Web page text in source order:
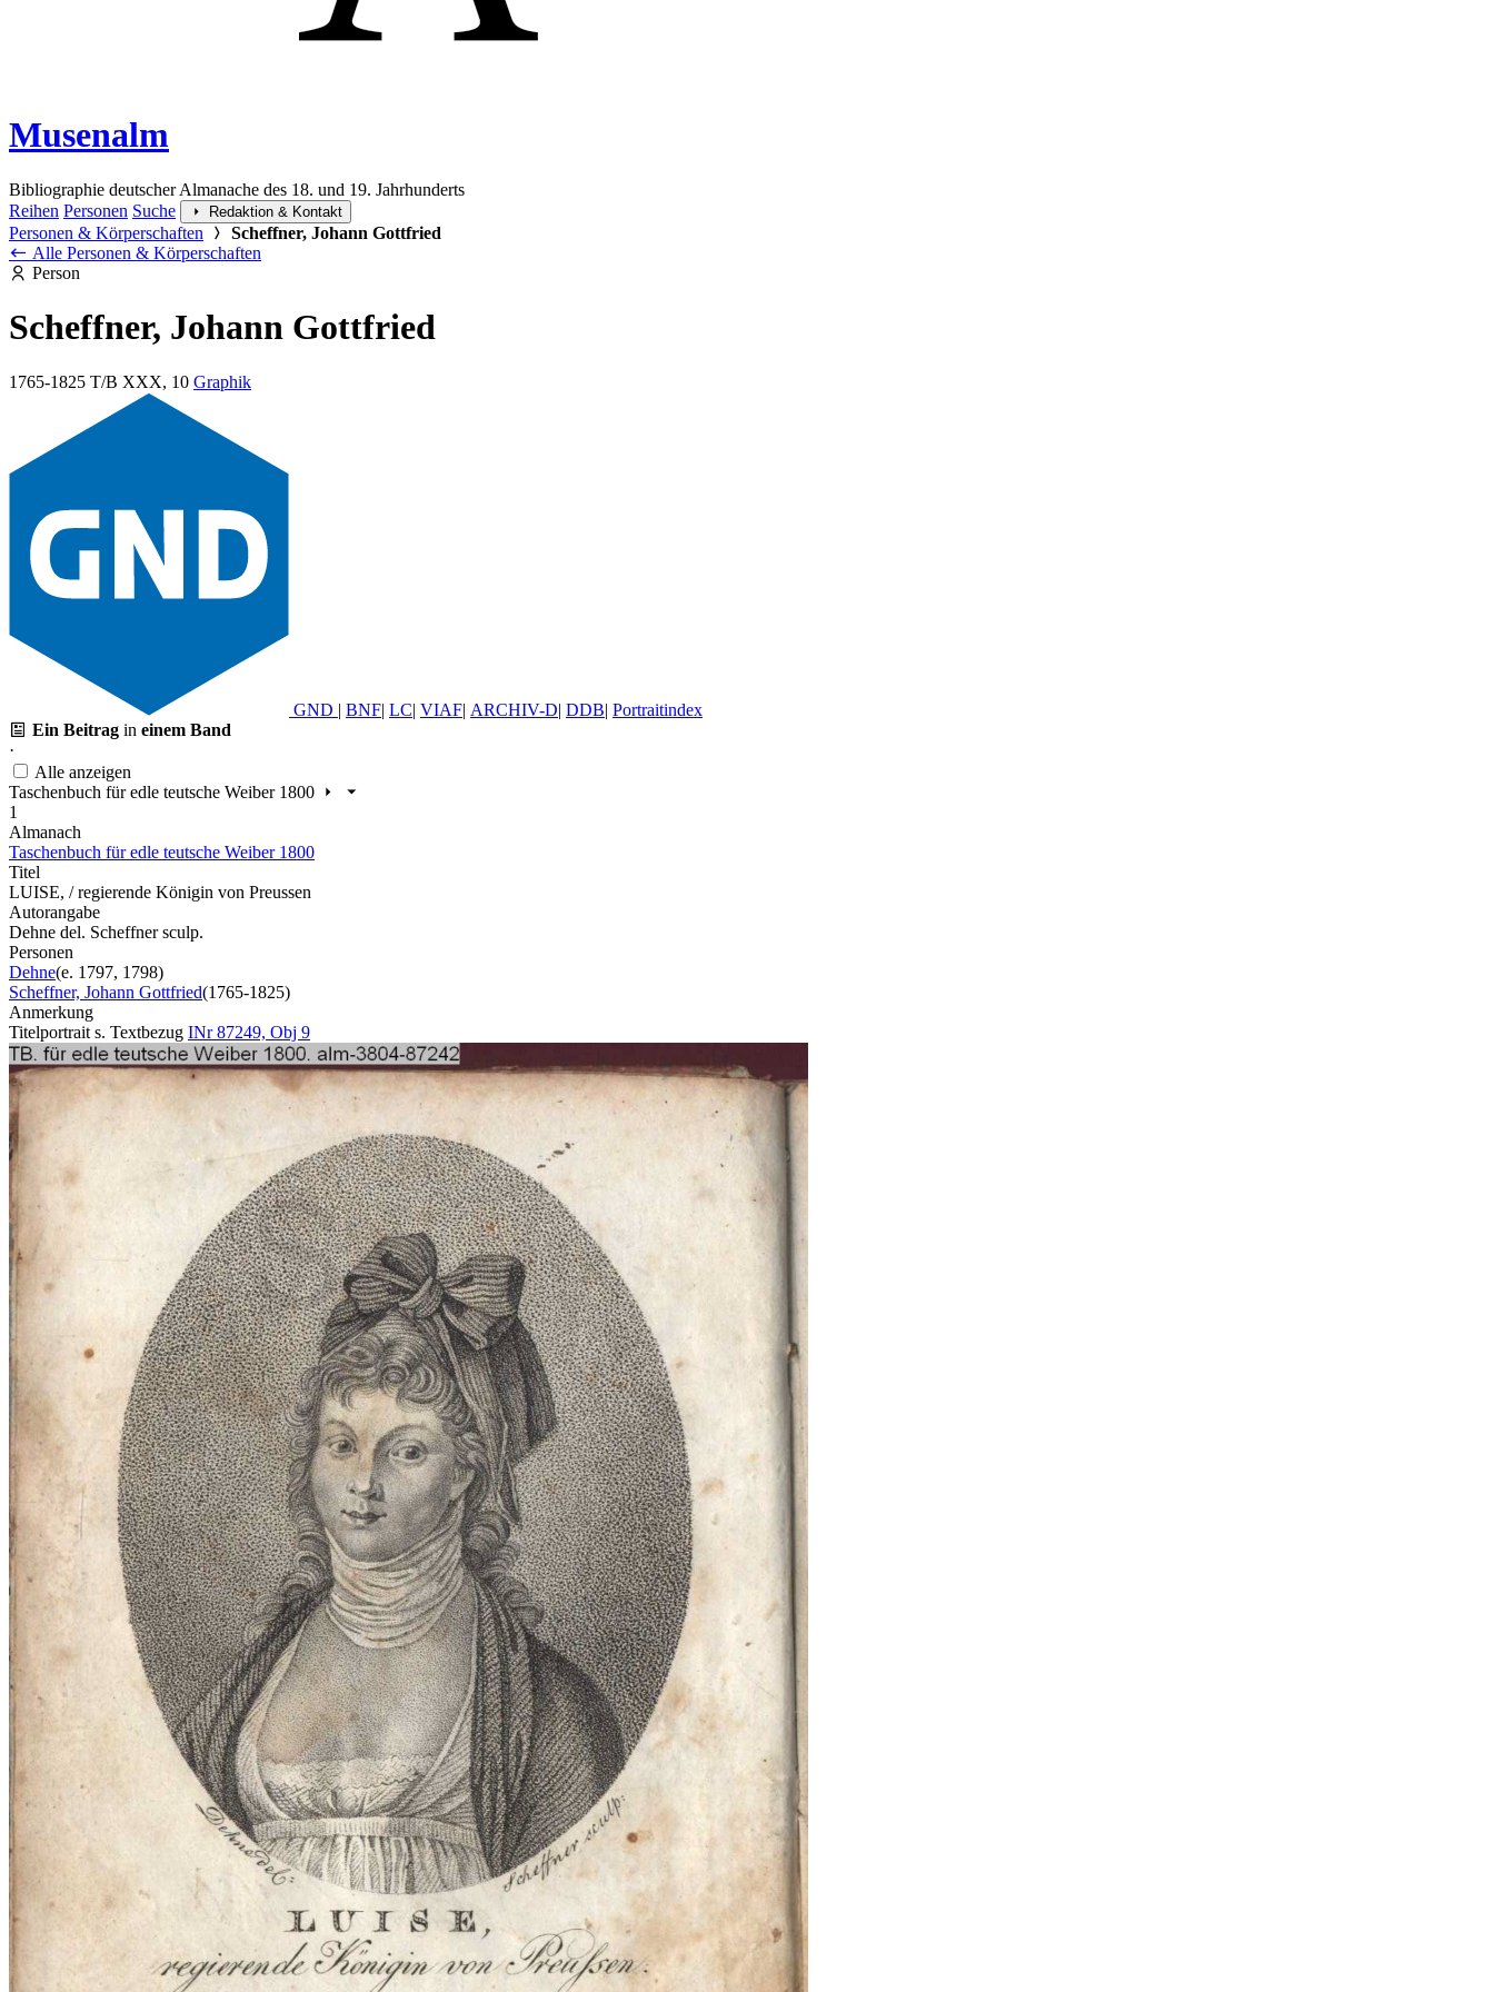
Musenalm
Bibliographie deutscher Almanache des 18. und 19. Jahrhunderts
Reihen Personen Suche Redaktion & Kontakt
Personen & Körperschaften
Scheffner, Johann Gottfried
Alle Personen & Körperschaften
Person
Scheffner, Johann Gottfried
1765-1825 T/B XXX, 10 Graphik
GND | BNF| LC| VIAF| ARCHIV-D| DDB| Portraitindex
Ein Beitrag in einem Band
·
Alle anzeigen
Taschenbuch für edle teutsche Weiber 1800
1
Almanach
Taschenbuch für edle teutsche Weiber 1800
Titel
LUISE, / regierende Königin von Preussen
Autorangabe
Dehne del. Scheffner sculp.
Personen
Dehne(e. 1797, 1798)
Scheffner, Johann Gottfried(1765-1825)
Anmerkung
Titelportrait s. Textbezug INr 87249, Obj 9